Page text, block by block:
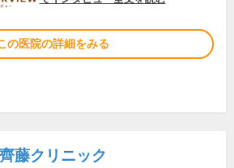
の医院の詳細をみる
藤クリニック